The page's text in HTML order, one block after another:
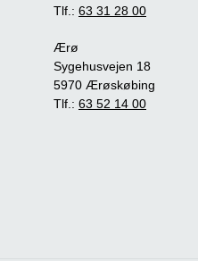
Tlf.: 63 31 28 00
Ærø
Sygehusvejen 18
5970 Ærøskøbing
Tlf.: 63 52 14 00